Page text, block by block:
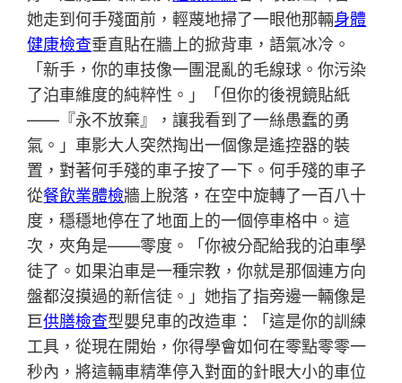
她走到何手殘面前，輕蔑地掃了一眼他那輛身體
健康檢查垂直貼在牆上的掀背車，語氣冰冷。
「新手，你的車技像一團混亂的毛線球。你污染
了泊車維度的純粹性。」「但你的後視鏡貼紙
——『永不放棄』，讓我看到了一絲愚蠢的勇
氣。」車影大人突然掏出一個像是遙控器的裝
置，對著何手殘的車子按了一下。何手殘的車子
從餐飲業體檢牆上脫落，在空中旋轉了一百八十
度，穩穩地停在了地面上的一個停車格中。這
次，夾角是——零度。「你被分配給我的泊車學
徒了。如果泊車是一種宗教，你就是那個連方向
盤都沒摸過的新信徒。」她指了指旁邊一輛像是
巨供膳檢查型嬰兒車的改造車：「這是你的訓練
工具，從現在開始，你得學會如何在零點零零一
秒內，將這輛車精準停入對面的針眼大小的車位